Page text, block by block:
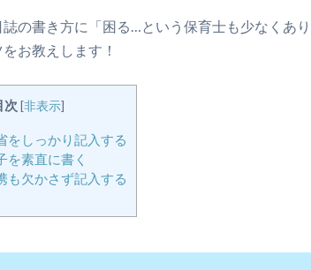
の書き方に「困る…という保育士も少なくあ
お教えします！
次 [非表示]
をしっかり記入する
を素直に書く
も欠かさず記入する